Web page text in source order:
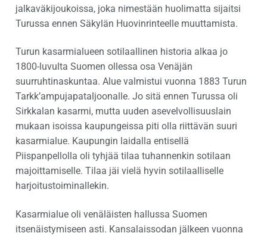
jalkaväkijoukoissa, joka nimestään huolimatta sijaitsi
Turussa ennen Säkylän Huovinrinteelle muuttamista.
Turun kasarmialueen sotilaallinen historia alkaa jo
1800-luvulta Suomen ollessa osa Venäjän
suurruhtinaskuntaa. Alue valmistui vuonna 1883 Turun
Tarkk’ampujapataljoonalle. Jo sitä ennen Turussa oli
Sirkkalan kasarmi, mutta uuden asevelvollisuuslain
mukaan isoissa kaupungeissa piti olla riittävän suuri
kasarmialue. Kaupungin laidalla entisellä
Piispanpellolla oli tyhjää tilaa tuhannenkin sotilaan
majoittamiselle. Tilaa jäi vielä hyvin sotilaalliselle
harjoitustoiminallekin.
Kasarmialue oli venäläisten hallussa Suomen
itsenäistymiseen asti. Kansalaissodan jälkeen vuonna